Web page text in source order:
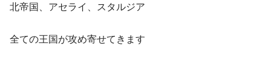
北帝国、アセライ、スタルジア
全ての王国が攻め寄せてきます